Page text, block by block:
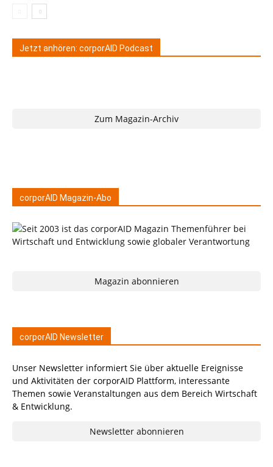
Jetzt anhören: corporAID Podcast
Zum Magazin-Archiv
corporAID Magazin-Abo
Magazin abonnieren
corporAID Newsletter
Unser Newsletter informiert Sie über aktuelle Ereignisse
und Aktivitäten der corporAID Plattform, interessante
Themen sowie Veranstaltungen aus dem Bereich Wirtschaft
& Entwicklung.
Newsletter abonnieren